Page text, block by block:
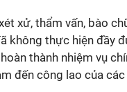
xử, thẩm vấn, bào
không thực hiện đầy
thành nhiệm vụ
đến công lao của